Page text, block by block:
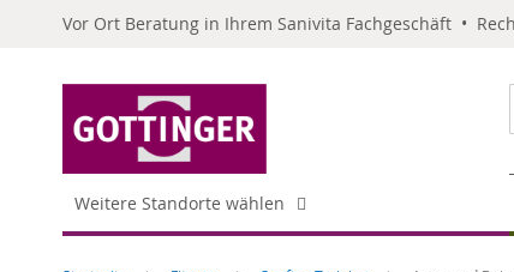
Vor Ort Beratung in Ihrem Sanivita Fachgeschäft •
Weitere Standorte wählen